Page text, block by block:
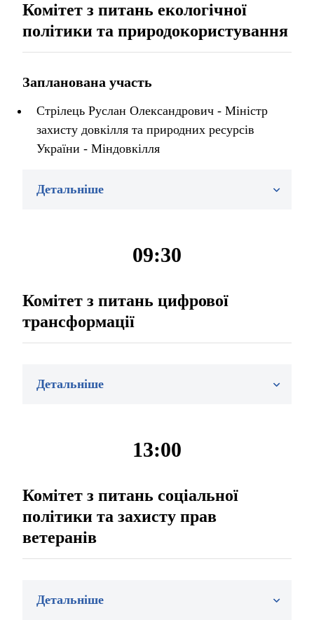
Комітет з питань екологічної
політики та природокористування
Запланована участь
Стрілець Руслан Олександрович - Міністр
захисту довкілля та природних ресурсів
України - Міндовкілля
Детальніше
09:30
Комітет з питань цифрової
трансформації
Детальніше
13:00
Комітет з питань соціальної
політики та захисту прав
ветеранів
Детальніше